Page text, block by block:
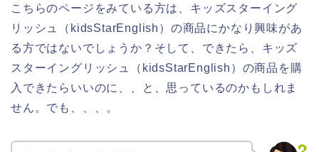
こちらのページをみている方は、キッズスターイング
リッシュ（kidsStarEnglish）の商品にかなり興味があ
る方ではないでしょうか？そして、できたら、キッズ
スターイングリッシュ（kidsStarEnglish）の商品を購
入できたらいいのに、、と、思っているのかもしれま
せん。でも、、、。